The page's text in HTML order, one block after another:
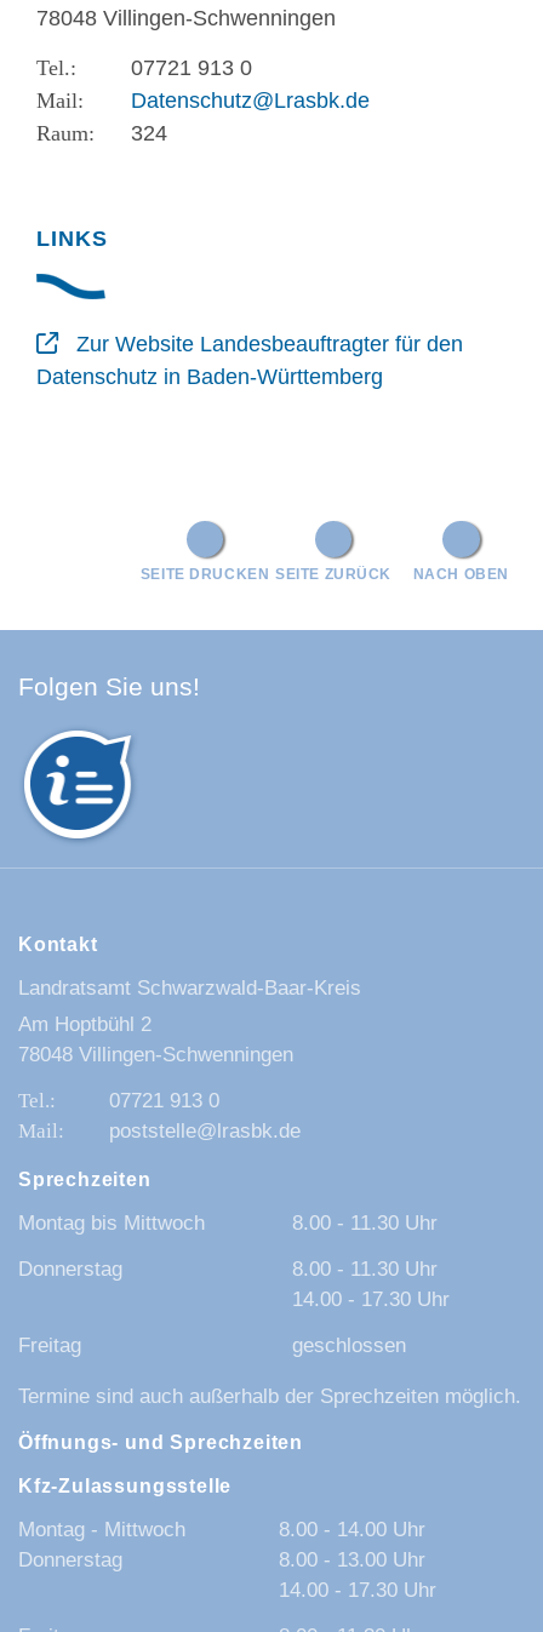
78048 Villingen-Schwenningen
07721 913 0
Datenschutz@Lrasbk.de
324
LINKS
Zur Website Landesbeauftragter für den
Datenschutz in Baden-Württemberg
NACH OBEN
SEITE ZURÜCK
SEITE DRUCKEN
Folgen Sie uns!
Kontakt
Landratsamt Schwarzwald-Baar-Kreis
Am Hoptbühl 2
78048 Villingen-Schwenningen
07721 913 0
poststelle@lrasbk.de
Sprechzeiten
Montag bis Mittwoch
8.00 - 11.30 Uhr
Donnerstag
8.00 - 11.30 Uhr
14.00 - 17.30 Uhr
Freitag
geschlossen
Termine sind auch außerhalb der Sprechzeiten möglich.
Öffnungs- und Sprechzeiten
Kfz-Zulassungsstelle
Montag - Mittwoch
8.00 - 14.00 Uhr
Donnerstag
8.00 - 13.00 Uhr
14.00 - 17.30 Uhr